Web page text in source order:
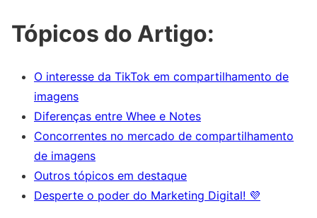
Tópicos do Artigo:
O interesse da TikTok em compartilhamento de
imagens
Diferenças entre Whee e Notes
Concorrentes no mercado de compartilhamento
de imagens
Outros tópicos em destaque
Desperte o poder do Marketing Digital! 💜